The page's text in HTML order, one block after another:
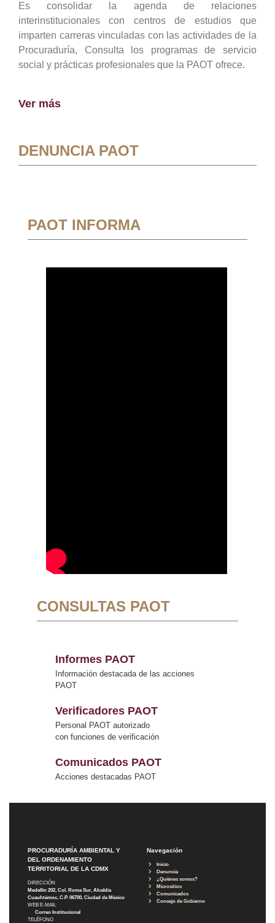
Es consolidar la agenda de relaciones
interinstitucionales con centros de estudios que
imparten carreras vinculadas con las actividades de la
Procuraduría, Consulta los programas de servicio
social y prácticas profesionales que la PAOT ofrece.
Ver más
DENUNCIA PAOT
PAOT INFORMA
CONSULTAS PAOT
Informes PAOT
Información destacada de las acciones
PAOT
Verificadores PAOT
Personal PAOT autorizado
con funciones de verificación
Comunicados PAOT
Acciones destacadas PAOT
PROCURADURÍA AMBIENTAL Y
DEL ORDENAMIENTO
TERRITORIAL DE LA CDMX
DIRECCIÓN
Medellín 202, Col. Roma Sur, Alcaldía
Cuauhtémoc, C.P. 06700, Ciudad de México
WEB E-MAIL
Correo Institucional
TELÉFONO
Navegación
Inicio
Denuncia
¿Quiénes somos?
Micrositios
Comunicados
Consejo de Gobierno